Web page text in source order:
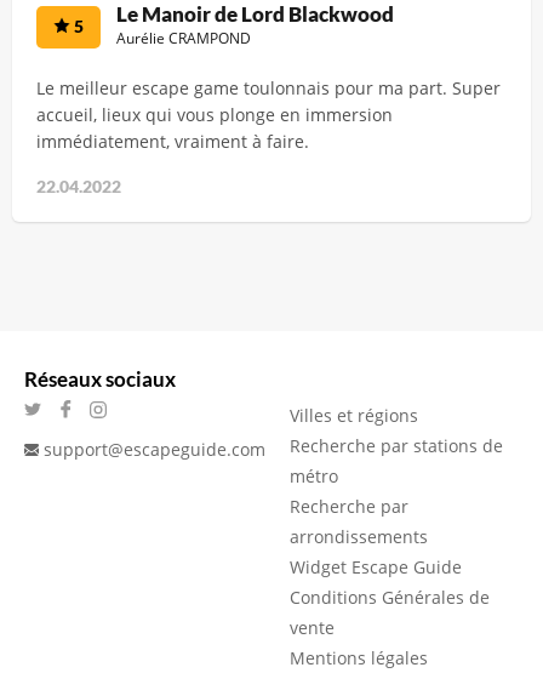
5 Le Manoir de Lord Blackwood
Aurélie CRAMPOND
Le meilleur escape game toulonnais pour ma part. Super
accueil, lieux qui vous plonge en immersion
immédiatement, vraiment à faire.
22.04.2022
Réseaux sociaux
support@escapeguide.com
Villes et régions
Recherche par stations de
métro
Recherche par
arrondissements
Widget Escape Guide
Conditions Générales de
vente
Mentions légales